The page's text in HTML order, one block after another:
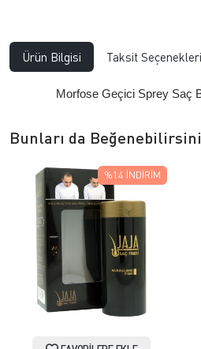
Ürün Bilgisi Taksit Seçenekleri
Morfose Geçici Sprey Saç
Bunları da
%14 İNDIRIM